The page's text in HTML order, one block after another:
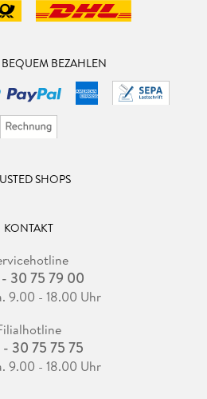
BEZAHLEN
SHOPS
KONTAKT
30 75 79 00
9.00 - 18.00 Uhr
30 75 75 75
9.00 - 18.00 Uhr